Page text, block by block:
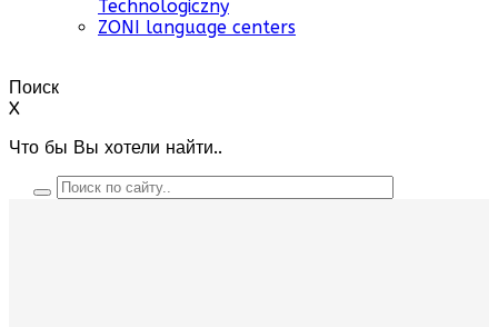
Technologiczny
ZONI language centers
Поиск
X
Что бы Вы хотели найти..